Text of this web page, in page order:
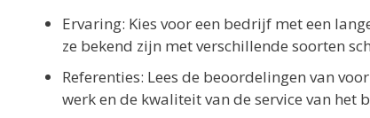
Ervaring: Kies voor een bedrijf met een
ze bekend zijn met verschillende soorten
Referenties: Lees de beoordelingen van
werk en de kwaliteit van de service van het